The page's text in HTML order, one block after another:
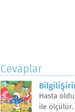
Cevaplar
Hasta
ile ölçülür.